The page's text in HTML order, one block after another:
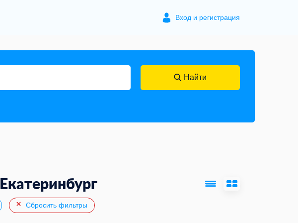
Вход и регистрация
Найти
Екатеринбург
Сбросить фильтры